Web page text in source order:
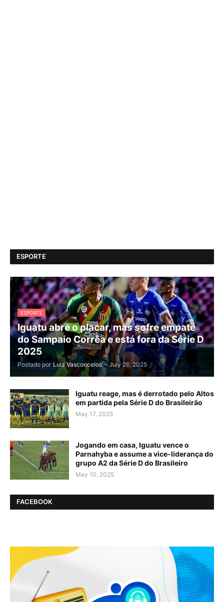
ESPORTE
ESPORTE
Iguatu abre o placar, mas sofre empate
do Sampaio Corrêa e está fora da Série D
2025
Postado por Luiz Vasconcelos - July 26, 2025
Iguatu reage, mas é derrotado pelo Altos
em partida pela Série D do Brasileirão
May 17, 2025
Jogando em casa, Iguatu vence o
Parnahyba e assume a vice-liderança do
grupo A2 da Série D do Brasileiro
May 10, 2025
FACEBOOK